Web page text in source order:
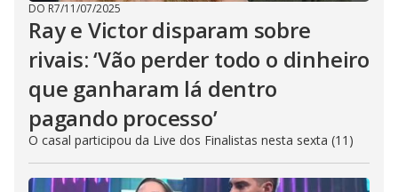
DO R7/11/07/2025
Ray e Victor disparam sobre
rivais: ‘Vão perder todo o dinheiro
que ganharam lá dentro
pagando processo’
O casal participou da Live dos Finalistas nesta sexta (11)